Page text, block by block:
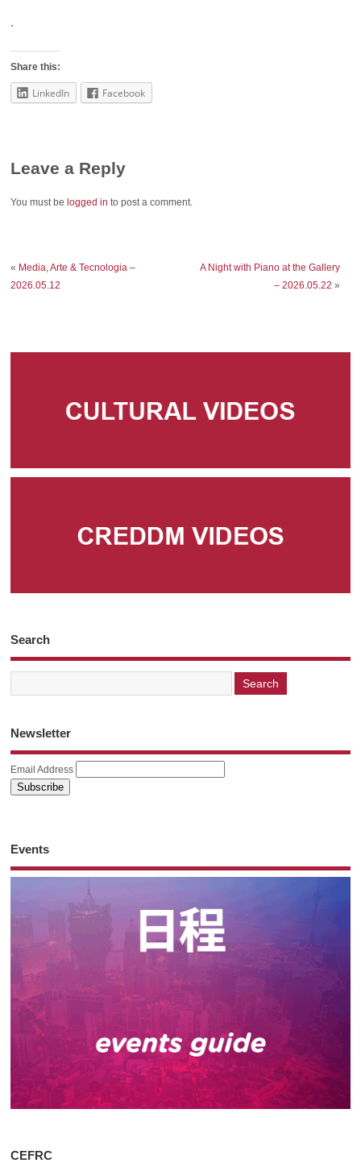
.
Share this:
LinkedIn Facebook
Leave a Reply
You must belogged in to post a comment.
« Media, Arte & Tecnologia –
2026.05.12
A Night with Piano at the Gallery
– 2026.05.22 »
Search
Newsletter
Email Address
Events
CEFRC